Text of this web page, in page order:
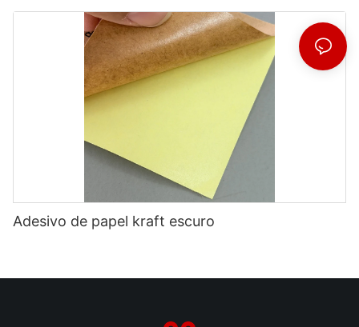
Adesivo de papel kraft escuro